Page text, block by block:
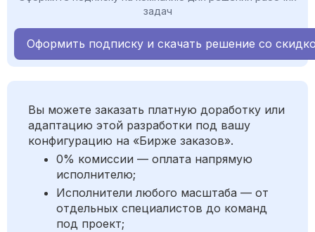
задач
Оформить подписку и скачать решение со
Вы можете заказать платную доработку или
адаптацию этой разработки под вашу
конфигурацию на «Бирже заказов».
0% комиссии — оплата напрямую
исполнителю;
Исполнители любого масштаба — от
отдельных специалистов до команд
под проект;